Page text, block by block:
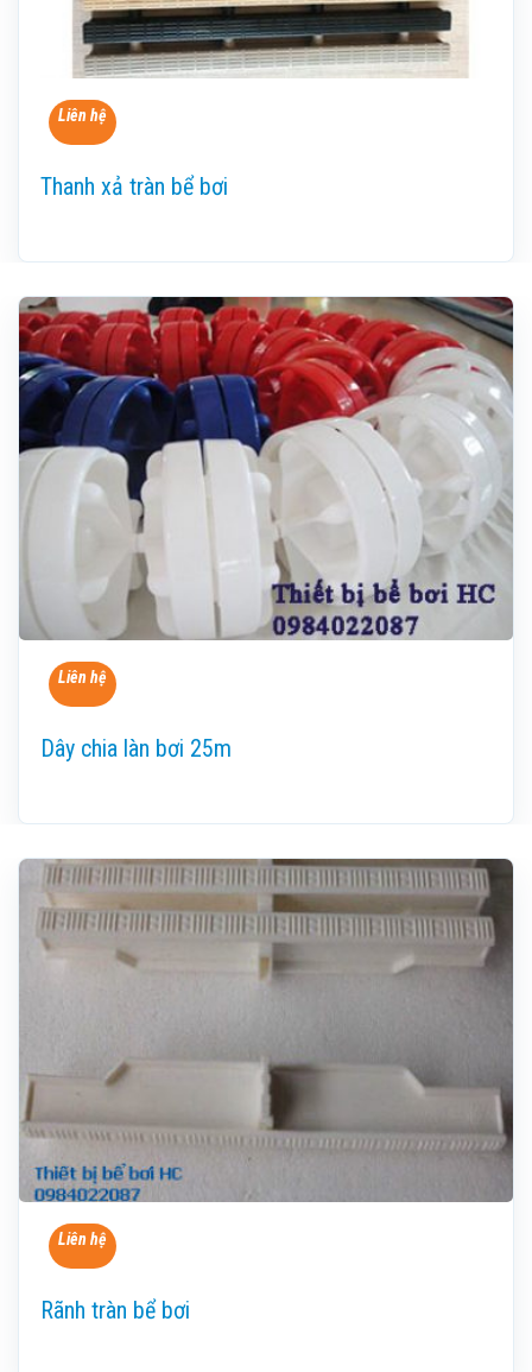
Liên hệ
Thanh xả tràn bể bơi
Liên hệ
Dây chia làn bơi 25m
Liên hệ
Rãnh tràn bể bơi